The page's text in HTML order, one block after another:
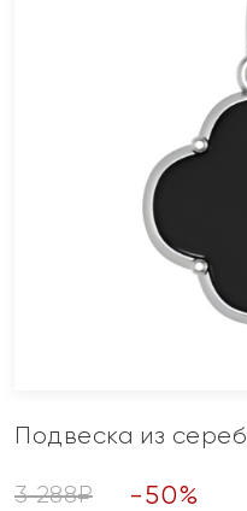
Подвеска из
3 288₽ -50%